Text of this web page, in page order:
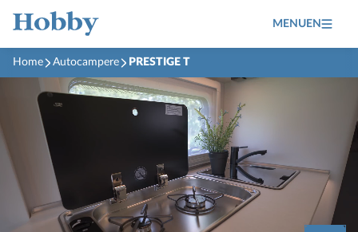
MENUEN
Home Autocampere PRESTIGE T